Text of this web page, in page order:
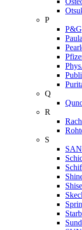
P
Q
R
S